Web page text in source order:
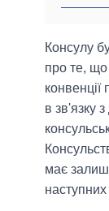
Консулу
про те, що
конвенції
в зв'язку
має